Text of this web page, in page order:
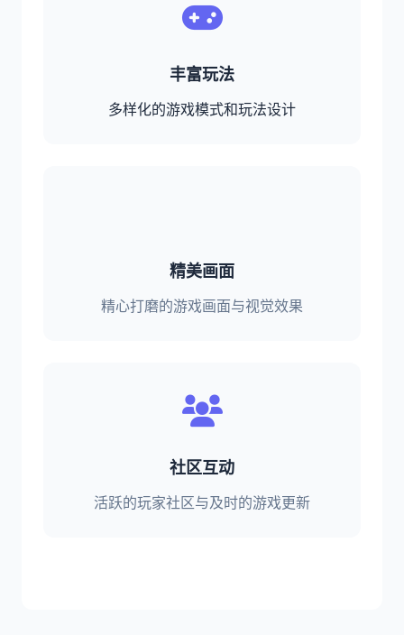
丰富玩法
多样化的游戏模式和玩法设计
精美画面
精心打磨的游戏画面与视觉效果
社区互动
活跃的玩家社区与及时的游戏更新